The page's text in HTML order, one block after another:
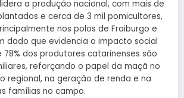
a produção nacional, com mais de
e cerca de 3 mil pomicultores,
nos polos de Fraiburgo e
dado que evidencia o impacto social
dos produtores catarinenses são
reforçando o papel da maçã no
regional, na geração de renda e na
famílias no campo.